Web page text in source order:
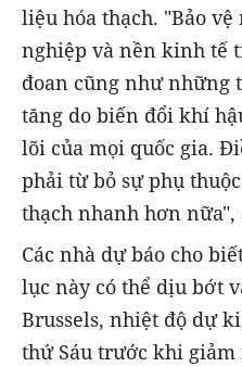
liệu hóa thạch. "Bảo
nghiệp và nền kinh tế
đoan cũng như những
tăng do biến đổi khí
lõi của mọi quốc gia.
phải từ bỏ sự phụ
thạch nhanh hơn
Các nhà dự báo cho
lục này có thể dịu bớt
Brussels, nhiệt độ dự
thứ Sáu trước khi giảm